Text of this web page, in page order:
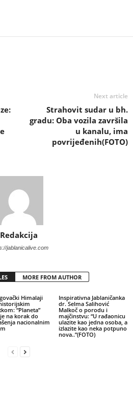
Next article
Strahovit sudar u bh.
gradu: Oba vozila završila
u kanalu, ima
povrijeđenih(FOTO)
Redakcija
jablanicalive.com
MORE FROM AUTHOR
Himalaji
“Planeta”
na korak do
nacionalnim
Inspirativna Jablaničanka
dr. Selma Salihović
Malkoč o porodu i
majčinstvu: “U rađaonicu
ulazite kao jedna osoba, a
izlazite kao neka potpuno
nova..”(FOTO)